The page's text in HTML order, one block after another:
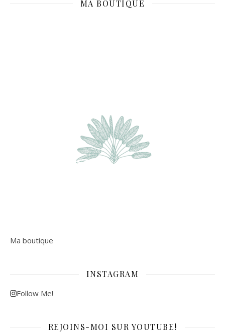
MA BOUTIQUE
Ma boutique
INSTAGRAM
Follow Me!
REJOINS-MOI SUR YOUTUBE!